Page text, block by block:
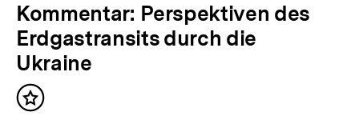
Kommentar: Perspektiven des
Erdgastransits durch die
Ukraine
Inhalt